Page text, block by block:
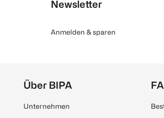
Newsletter
Anmelden & sparen
Über BIPA
Unternehmen